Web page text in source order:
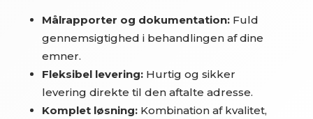
Målrapporter og dokumentation:Fuld
gennemsigtighed i behandlingen af dine
emner.
Fleksibel levering:Hurtig og sikker
levering direkte til den aftalte adresse.
Komplet løsning:Kombination af kvalitet,